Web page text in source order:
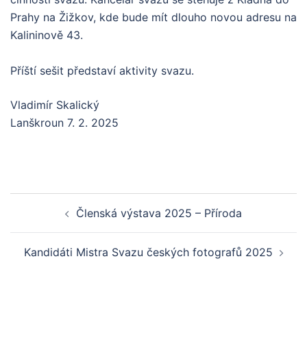
Prahy na Žižkov, kde bude mít dlouho novou adresu na
Kalininově 43.
Příští sešit představí aktivity svazu.
Vladimír Skalický
Lanškroun 7. 2. 2025
navigationČlenská výstava 2025 – Příroda
Kandidáti Mistra Svazu českých fotografů 2025